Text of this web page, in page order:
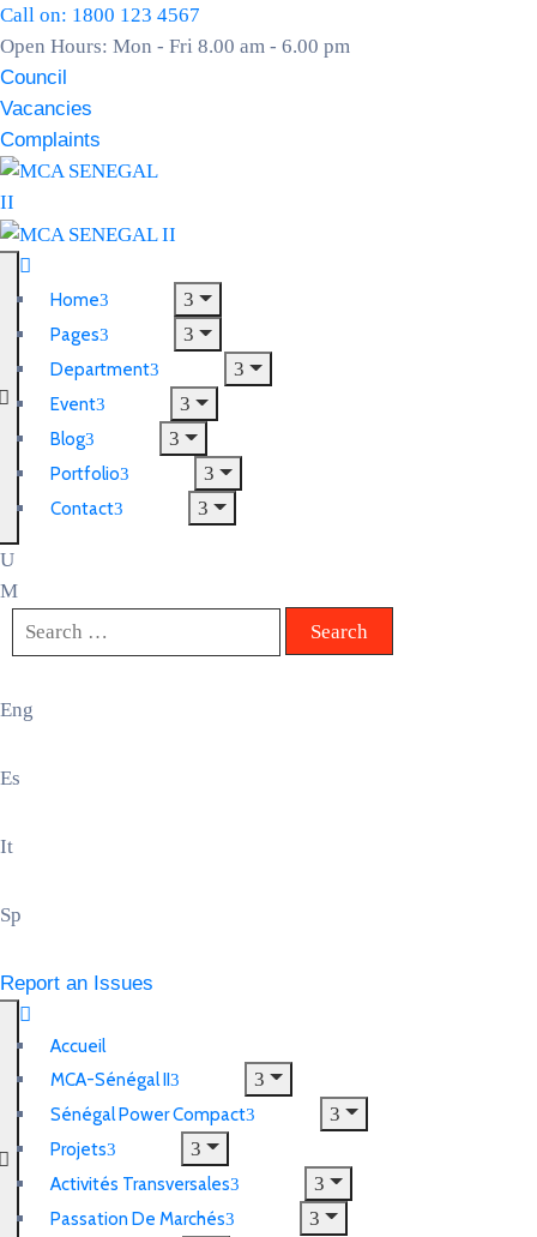
Call on: 1800 123 4567
Open Hours: Mon - Fri 8.00 am - 6.00 pm
Council
Vacancies
Complaints
Home
Pages
Department
Event
Blog
Portfolio
Contact
Eng
Es
It
Sp
Report an Issues
Accueil
MCA-Sénégal II
Sénégal Power Compact
Projets
Activités Transversales
Passation De Marchés